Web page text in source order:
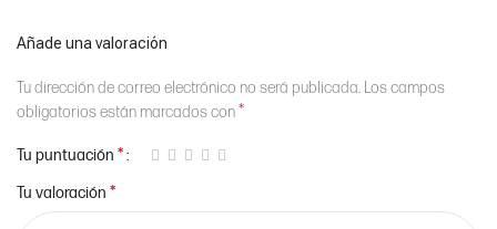
Añade una valoración
Tu dirección de correo electrónico no será publicada. Los campos
obligatorios están marcados con*
Tu puntuación *
Tu valoración *